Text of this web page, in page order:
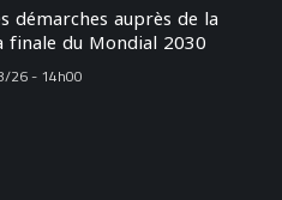
démarches auprès de la
finale du Mondial 2030
26 - 14h00